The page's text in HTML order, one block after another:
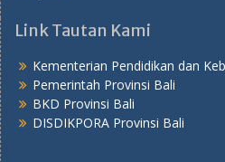
Link Tautan Kami
Kementerian Pendidikan dan
Pemerintah Provinsi Bali
BKD Provinsi Bali
DISDIKPORA Provinsi Bali